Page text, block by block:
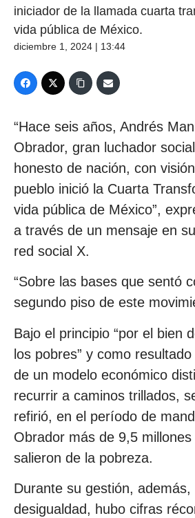
iniciador de la llamada cuarta
vida pública de México.
diciembre 1, 2024 | 13:44
“Hace seis años, Andrés
Obrador, gran luchador
honesto de nación, con
pueblo inició la Cuarta
vida pública de México”,
a través de un mensaje en
red social X.
“Sobre las bases que sentó
segundo piso de este
Bajo el principio “por el bien
los pobres” y como
de un modelo económico
recurrir a caminos trillados,
refirió, en el período de
Obrador más de 9,5
salieron de la pobreza.
Durante su gestión,
desigualdad, hubo cifras